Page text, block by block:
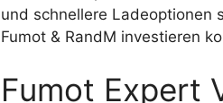
und schnellere Ladeoptionen
Fumot & RandM investieren
Fumot Expert